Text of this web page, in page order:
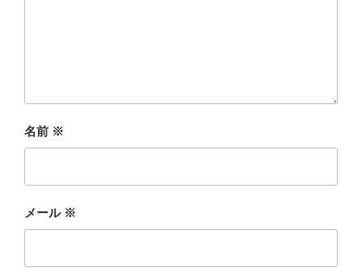
名前 ※
メール ※